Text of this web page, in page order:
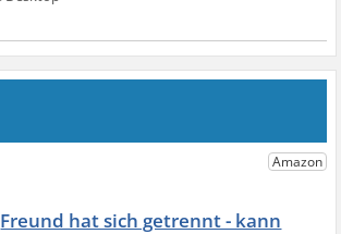
Freund hat sich getrennt - kann